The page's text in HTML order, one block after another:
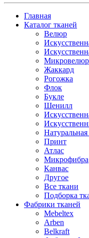
Главная
Каталог тканей
Велюр
Микровелюр
Жаккард
Рогожка
Флок
Букле
Шенилл
Принт
Атлас
Микрофибра
Канвас
Другое
Все ткани
Подборка
Фабрики тканей
Mebeltex
Arben
Belkraft